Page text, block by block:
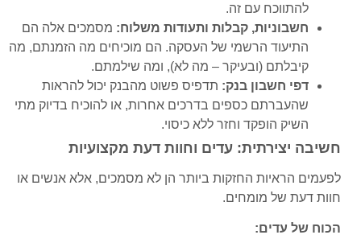
להתווכח עם זה.
חשבוניות, קבלות ותעודות משלוח: מסמכים אלה הם
התיעוד הרשמי של העסקה. הם מוכיחים מה הזמנתם, מה
קיבלתם (ובעיקר – מה לא), ומה שילמתם.
דפי חשבון בנק: תדפיס פשוט מהבנק יכול להראות
שהעברתם כספים בדרכים אחרות, או להוכיח בדיוק מתי
השיק הופקד וחזר ללא כיסוי.
חשיבה יצירתית: עדים וחוות דעת מקצועיות
לפעמים הראיות החזקות ביותר הן לא מסמכים, אלא אנשים או
חוות דעת של מומחים.
הכוח של עדים: